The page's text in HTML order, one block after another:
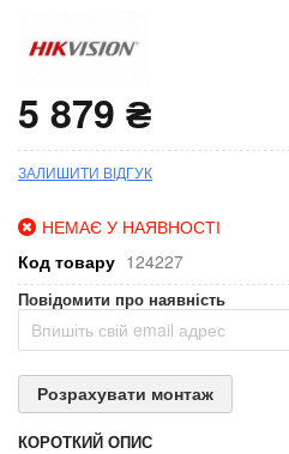
5 879 ₴
ЗАЛИШИТИ ВІДГУК
НЕМАЄ У НАЯВНОСТІ
Код товару 124227
Повідомити про наявність
Розрахувати монтаж
КОРОТКИЙ ОПИС